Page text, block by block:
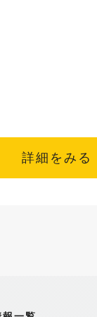
詳細をみる